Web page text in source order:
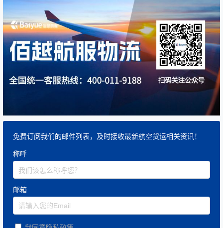
免费订阅我们的邮件列表，及时接收最新航空货运相关资讯！
称呼
邮箱